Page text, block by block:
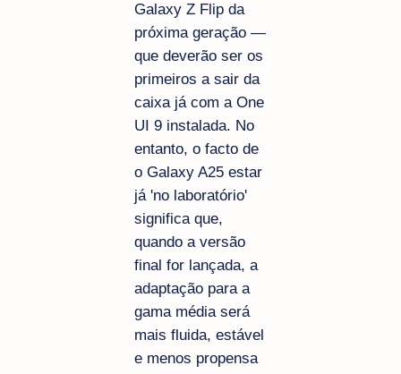
Galaxy Z Flip da
próxima geração —
que deverão ser os
primeiros a sair da
caixa já com a One
UI 9 instalada. No
entanto, o facto de
o Galaxy A25 estar
já 'no laboratório'
significa que,
quando a versão
final for lançada, a
adaptação para a
gama média será
mais fluida, estável
e menos propensa